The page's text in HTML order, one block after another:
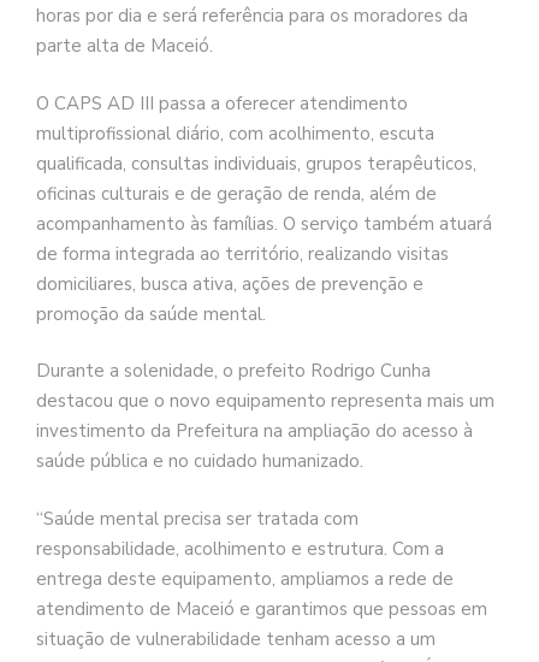
horas por dia e será referência para os moradores da
parte alta de Maceió.
O CAPS AD III passa a oferecer atendimento
multiprofissional diário, com acolhimento, escuta
qualificada, consultas individuais, grupos terapêuticos,
oficinas culturais e de geração de renda, além de
acompanhamento às famílias. O serviço também atuará
de forma integrada ao território, realizando visitas
domiciliares, busca ativa, ações de prevenção e
promoção da saúde mental.
Durante a solenidade, o prefeito Rodrigo Cunha
destacou que o novo equipamento representa mais um
investimento da Prefeitura na ampliação do acesso à
saúde pública e no cuidado humanizado.
“Saúde mental precisa ser tratada com
responsabilidade, acolhimento e estrutura. Com a
entrega deste equipamento, ampliamos a rede de
atendimento de Maceió e garantimos que pessoas em
situação de vulnerabilidade tenham acesso a um